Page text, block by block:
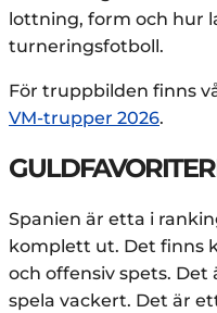
lottning, form och hur
turneringsfotboll.
För truppbilden finns
VM-trupper 2026.
Spanien är etta i
komplett ut. Det finns
och offensiv spets.
spela vackert. Det är